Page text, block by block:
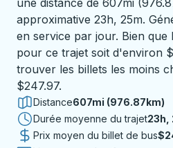
une distance de 607mi
approximative 23h, 25m.
en service par jour. Bien
pour ce trajet soit d'environ
trouver les billets les moins
$247.97.
Distance607mi (976.87km)
Durée moyenne du trajet23
23h,
Prix moyen du billet de bus